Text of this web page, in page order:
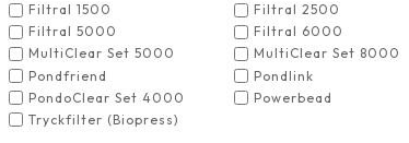
Filtral 1500
Filtral 2500
Filtral 5000
Filtral 6000
MultiClear Set 5000
MultiClear Set 8000
Pondfriend
Pondlink
PondoClear Set 4000
Powerbead
Tryckfilter (Biopress)